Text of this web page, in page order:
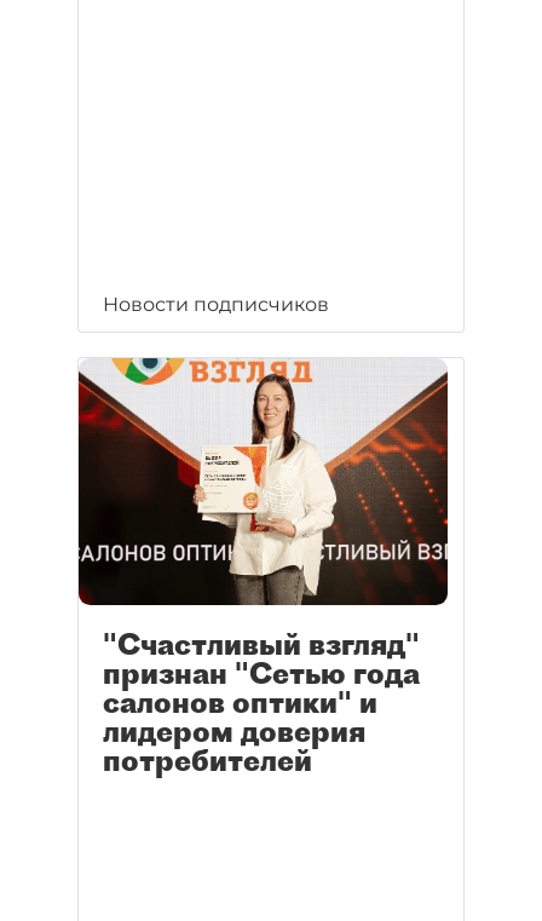
Новости подписчиков
"Счастливый взгляд"
признан "Сетью года
салонов оптики" и
лидером доверия
потребителей